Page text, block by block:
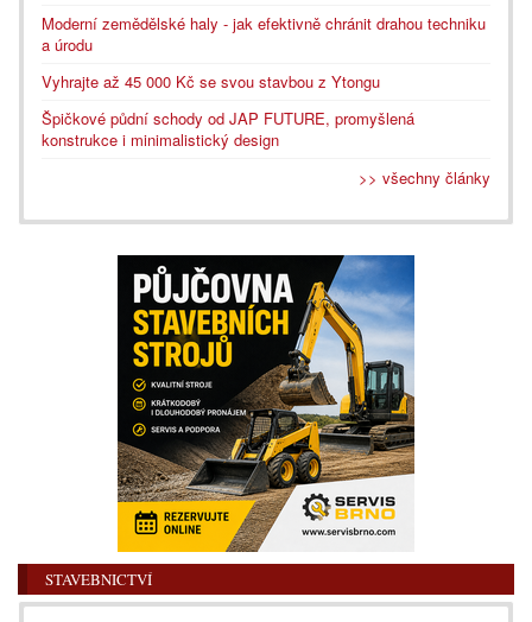
Moderní zemědělské haly - jak efektivně chránit drahou techniku
a úrodu
Vyhrajte až 45 000 Kč se svou stavbou z Ytongu
Špičkové půdní schody od JAP FUTURE, promyšlená
konstrukce i minimalistický design
>> všechny články
STAVEBNICTVÍ